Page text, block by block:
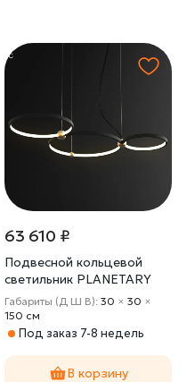
63 610 ₽
Подвесной кольцевой
светильник PLANETARY
D30+50+40
Габариты (Д Ш В): 30 × 30 ×
150 cм
Под заказ 7-8 недель
В корзину